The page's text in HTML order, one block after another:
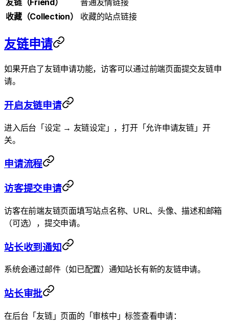
友链（Friend）
普通友情链接
收藏（Collection）
收藏的站点链接
友链申请
如果开启了友链申请功能，访客可以通过前端页面提交友链申
请。
开启友链申请
进入后台「设定 → 友链设定」，打开「允许申请友链」开
关。
申请流程
访客提交申请
访客在前端友链页面填写站点名称、URL、头像、描述和邮箱
（可选），提交申请。
站长收到通知
系统会通过邮件（如已配置）通知站长有新的友链申请。
站长审批
在后台「友链」页面的「审核中」标签查看申请：